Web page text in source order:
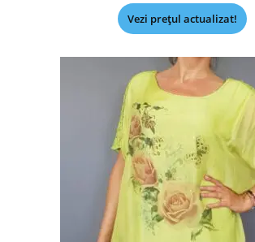
Vezi prețul actualizat!